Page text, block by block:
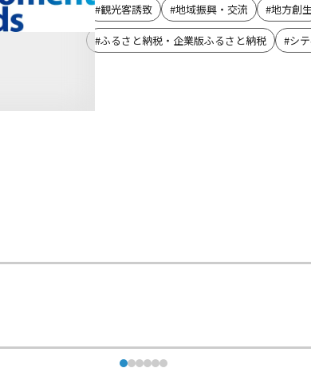
#観光客誘致 #地域振興・交流 #地方創生
#ふるさと納税・企業版ふるさと納税 #シ